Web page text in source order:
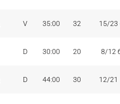
V 35:00 32 15/23
D 30:00 20 8/12
D 44:00 30 12/21